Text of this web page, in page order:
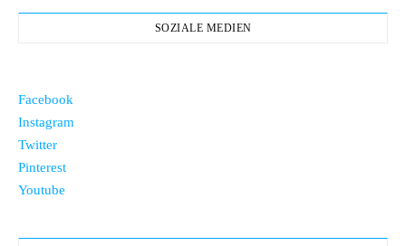
SOZIALE MEDIEN
Facebook
Instagram
Twitter
Pinterest
Youtube